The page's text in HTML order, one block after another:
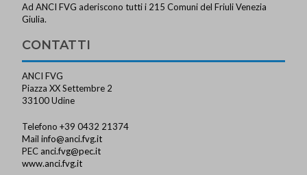
Ad ANCI FVG aderiscono tutti i 215 Comuni del Friuli Venezia
Giulia.
CONTATTI
ANCI FVG
Piazza XX Settembre 2
33100 Udine
Telefono +39 0432 21374
Mailinfo@anci.fvg.it
PEC anci.fvg@pec.it
www.anci.fvg.it